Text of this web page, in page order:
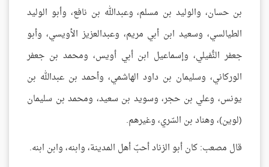
بن حسان، والوليد بن مسلم، وعبدالله بن نافع، وأبو الوليد
الطيالسي، وسعيد ابن أبي مريم، وعبدالعزيز الأويسي، وأبو
جعفر النُّفيلي، وإسماعيل ابن أبي أويس، ومحمد بن جعفر
الوركاني، وسليمان بن داود الهاشمي، وأحمد بن عبدالله بن
يونس، وعلي بن حجر، وسويد بن سعيد، ومحمد بن سليمان
(لوين)، وهناد بن السّري، وغيرهم.
قال مصعب: كان أبو الزناد أحبّ أهل المدينة، وابنه، وابن ابنه.